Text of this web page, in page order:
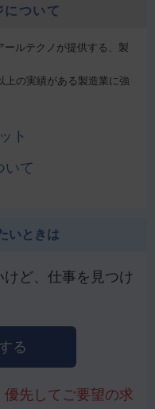
について
ールテクノが提供する、製
上の実績がある製造業に強
ト
いて
いときは
ど、仕事を見つけ
る
先してご要望の求